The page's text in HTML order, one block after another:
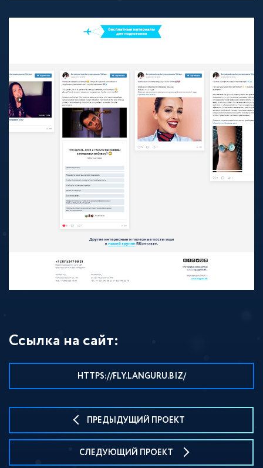
Ссылка на сайт:
HTTPS://FLY.LANGURU.BIZ/
ПРЕДЫДУЩИЙ ПРОЕКТ
СЛЕДУЮЩИЙ ПРОЕКТ